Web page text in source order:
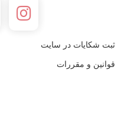
ثبت شکایات در سایت
قوانین و مقررات